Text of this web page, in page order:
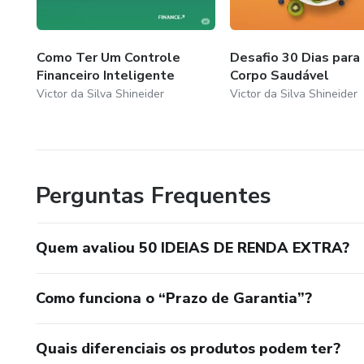
Como Ter Um Controle
Financeiro Inteligente
Victor da Silva Shineider
Desafio 30 Dias para
Corpo Saudável
Victor da Silva Shineider
Perguntas Frequentes
Quem avaliou 50 IDEIAS DE RENDA EXTRA?
Como funciona o “Prazo de Garantia”?
Quais diferenciais os produtos podem ter?